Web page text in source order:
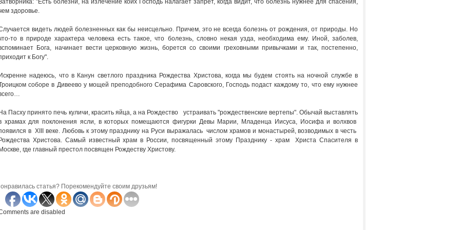
"Есть болезни, на излечение коих Господь налагает запрет, когда видит, что болезнь нужнее для спасения,
здоровье.
видеть людей болезненных как бы неисцельно. Причем, это не всегда болезнь от рождения, от природы. Но
то в природе характера человека есть такое, что болезнь, словно некая узда, необходима ему. Иной, заболев,
Бога, начинает вести церковную жизнь, борется со своими греховными привычками и так, постепенно,
к Богу".
надеюсь, что в Канун светлого праздника Рождества Христова, когда мы будем стоять на ночной службе в
соборе в Дивеево у мощей преподобного Серафима Саровского, Господь подаст каждому то, что ему нужнее
Пасху принято печь куличи, красить яйца, а на Рождество устраивать "рождественские вертепы". Обычай выставлять
храмах для поклонения ясли, в которых помещаются фигурки Девы Марии, Младенца Иисуса, Иосифа и волхвов
в XIII веке. Любовь к этому празднику на Руси выражалась числом храмов и монастырей, возводимых в честь
Христова. Самый известный храм в России, посвященный этому Празднику - храм Христа Спасителя в
где главный престол посвящен Рождеству Христову.
статья? Порекомендуйте своим друзьям!
are disabled